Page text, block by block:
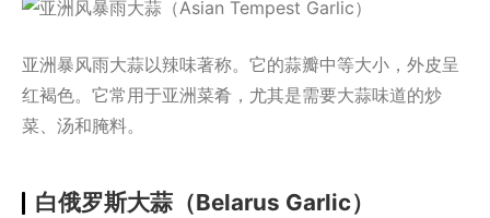
亚洲暴风雨大蒜以辣味著称。它的蒜瓣中等大小，外皮呈
红褐色。它常用于亚洲菜肴，尤其是需要大蒜味道的炒
菜、汤和腌料。
白俄罗斯大蒜（Belarus Garlic）